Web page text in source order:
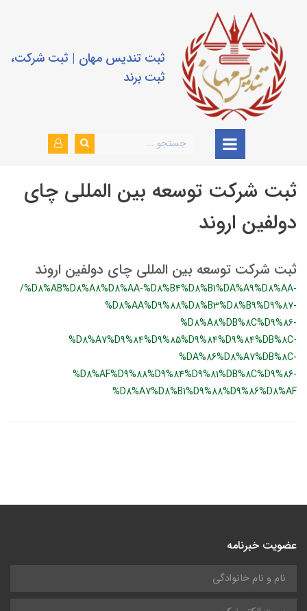
ثبت تندیس مهان | ثبت شرکت،
ثبت برند
ثبت شرکت توسعه بین المللی چای
دولفین اروند
ثبت شرکت توسعه بین المللی چای دولفین اروند
/%D8%AB%D8%A8%D8%AA-%D8%B4%D8%B1%DA%A9%D8%AA-
%D8%AA%D9%88%D8%B3%D8%B9%D9%87-
%D8%A8%DB%8C%D9%86-
%D8%A7%D9%84%D9%85%D9%84%D9%84%DB%8C-
%DA%86%D8%A7%DB%8C-
%D8%AF%D9%88%D9%84%D9%81%DB%8C%D9%86-
%D8%A7%D8%B1%D9%88%D9%86%D8%AF
عضویت خبرنامه